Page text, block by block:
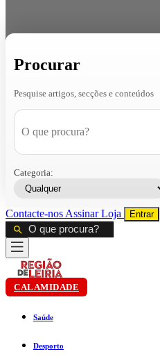
Procurar
Pesquise artigos, secções e conteúdos
Categoria:
Contacte-nos AssinarLoja Entrar
CALAMIDADE
Saúde
Desporto